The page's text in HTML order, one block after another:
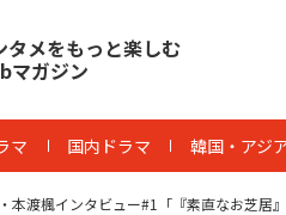
タメをもっと楽しむ
マガジン
マ 国内ドラマ 韓国・アジ
本渡楓インタビュー#1「『素直なお芝居